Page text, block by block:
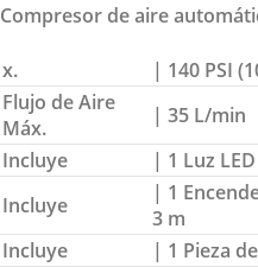
Compresor de aire
x.
| 140 PSI
Flujo de Aire
Máx.
| 35 L/min
Incluye
| 1 Luz LED
Incluye
| 1
3 m
Incluye
| 1 Pieza